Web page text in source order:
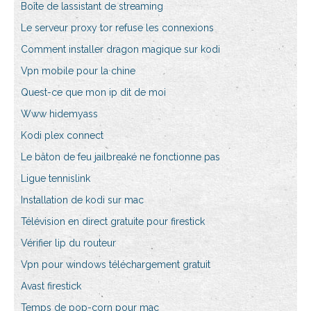
Boîte de lassistant de streaming
Le serveur proxy tor refuse les connexions
Comment installer dragon magique sur kodi
Vpn mobile pour la chine
Quest-ce que mon ip dit de moi
Www hidemyass
Kodi plex connect
Le bâton de feu jailbreaké ne fonctionne pas
Ligue tennislink
Installation de kodi sur mac
Télévision en direct gratuite pour firestick
Vérifier lip du routeur
Vpn pour windows téléchargement gratuit
Avast firestick
Temps de pop-corn pour mac